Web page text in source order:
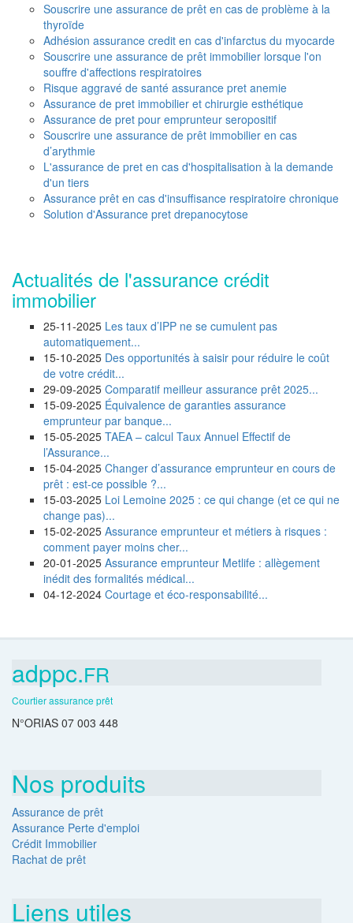
Souscrire une assurance de prêt en cas de problème à la
thyroïde
Adhésion assurance credit en cas d'infarctus du myocarde
Souscrire une assurance de prêt immobilier lorsque l'on
souffre d'affections respiratoires
Risque aggravé de santé assurance pret anemie
Assurance de pret immobilier et chirurgie esthétique
Assurance de pret pour emprunteur seropositif
Souscrire une assurance de prêt immobilier en cas
d’arythmie
L'assurance de pret en cas d'hospitalisation à la demande
d'un tiers
Assurance prêt en cas d'insuffisance respiratoire chronique
Solution d'Assurance pret drepanocytose
Actualités de l'assurance crédit
immobilier
25-11-2025 Les taux d’IPP ne se cumulent pas
automatiquement...
15-10-2025 Des opportunités à saisir pour réduire le coût
de votre crédit...
29-09-2025 Comparatif meilleur assurance prêt 2025...
15-09-2025 Équivalence de garanties assurance
emprunteur par banque...
15-05-2025 TAEA – calcul Taux Annuel Effectif de
l’Assurance...
15-04-2025 Changer d’assurance emprunteur en cours de
prêt : est-ce possible ?...
15-03-2025 Loi Lemoine 2025 : ce qui change (et ce qui ne
change pas)...
15-02-2025 Assurance emprunteur et métiers à risques :
comment payer moins cher...
20-01-2025 Assurance emprunteur Metlife : allègement
inédit des formalités médical...
04-12-2024 Courtage et éco-responsabilité...
adppc.FR
Courtier assurance prêt
N°ORIAS 07 003 448
Nos produits
Assurance de prêt
Assurance Perte d'emploi
Crédit Immobilier
Rachat de prêt
Liens utiles